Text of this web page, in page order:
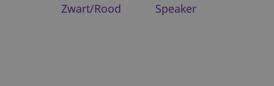
Zwart/Rood Speaker